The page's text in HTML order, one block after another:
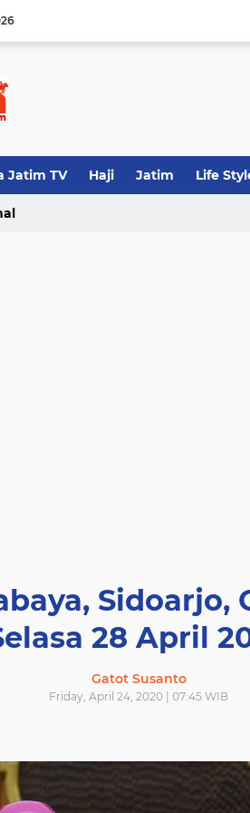
Jatim TV Haji Jatim Life
Sidoarjo,
28 April
Gatot Susanto
Friday, April 24, 2020 | 07:45 WIB